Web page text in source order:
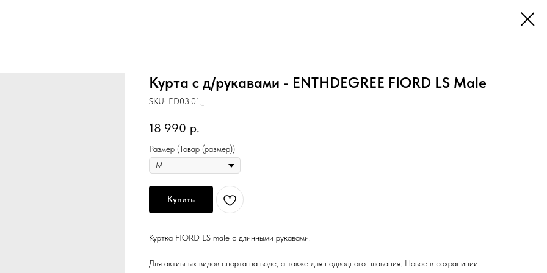
Курта с д/рукавами - ENTHDEGREE FIORD LS Male
SKU: ED03.01._
18 990 р.
Размер (Товар (размер))
Купить
Куртка FIORD LS male с длинными рукавами.
Для активных видов спорта на воде, а также для подводного плавания. Новое в сохранинии